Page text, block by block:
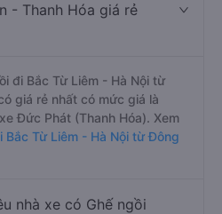
- Thanh Hóa giá rẻ
đi Bắc Từ Liêm - Hà Nội từ
giá rẻ nhất có mức giá là
Đức Phát (Thanh Hóa). Xem
Bắc Từ Liêm - Hà Nội từ Đông
nhà xe có Ghế ngồi